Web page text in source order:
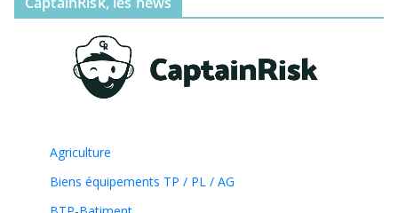
Agriculture
Biens équipements TP / PL / AG